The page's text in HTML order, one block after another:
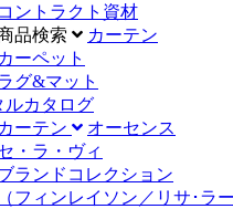
コントラクト資材
品検索
カーテン
カーペット
グ&マット
ルカタログ
カーテン
オーセンス
・ラ・ヴィ
ランドコレクション
（フィンレイソン／リサ･ラ